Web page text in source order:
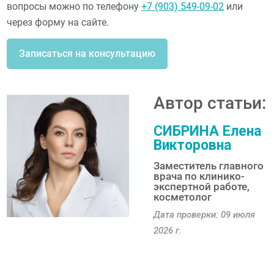
вопросы можно по телефону+7 (903) 549-09-02 или
через форму на сайте.
Записаться на консультацию
Автор статьи:
СИБРИНА Елена
Викторовна
Заместитель главного
врача по клинико-
экспертной работе,
косметолог
Дата проверки: 09 июля
2026 г.